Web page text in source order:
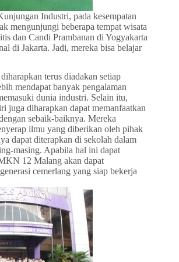
Industri, pada kesempatan
mengunjungi beberapa tempat wisata
dan Candi Prambanan di Yogyakarta
di Jakarta. Jadi, mereka bisa belajar
terus diadakan setiap
mendapat banyak pengalaman
dunia industri. Selain itu,
juga diharapkan dapat memanfaatkan
sebaik-baiknya. Mereka
ilmu yang diberikan oleh pihak
dapat diterapkan di sekolah dalam
masing. Apabila hal ini dapat
12 Malang akan dapat
cemerlang yang siap bekerja